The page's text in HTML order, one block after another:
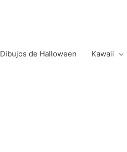
Dibujos de Halloween Kawaii